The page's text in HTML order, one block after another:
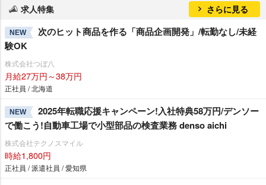
求人特集 さらに見る
NEW
次のヒット商品を作る「商品企画開発」/転勤なし/未経
験OK
株式会社つぼ八
月給27万円～38万円
正社員 / 北海道
NEW
2025年転職応援キャンペーン!入社特典58万円/デンソー
で働こう!自動車工場で小型部品の検査業務 denso aichi
株式会社テクノスマイル
時給1,800円
正社員 / 派遣社員 / 愛知県